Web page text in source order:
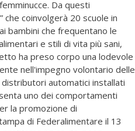
Da questi
coinvolgerà 20 scuole in
bambini che frequentano le
e stili di vita più sani,
ha preso corpo una lodevole
nell'impegno volontario delle
automatici installati
uno dei comportamenti
la promozione di
di Federalimentare il 13